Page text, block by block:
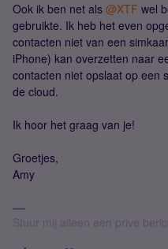
Ook ik ben net als ​ @XTF wel
gebruikte. Ik heb het even
contacten niet van een
iPhone) kan overzetten naar
contacten niet opslaat op een
de cloud.
Ik hoor het graag van je!
Groetjes,
Amy
Stuur mij alleen een privé